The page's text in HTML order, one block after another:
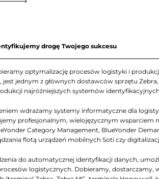
drogę Twojego sukcesu
optymalizację procesów logistyki i
jest jednym z głównych dostawców sprzętu
najróżniejszych systemów
wdrażamy systemy informatyczne dla
profesjonalnym, wielojęzycznym wsparciem
Category Management, BlueYonder
flotą urządzeń mobilnych Soti czy
do automatycznej identyfikacji danych,
logistycznych. Dobieramy, dostarczamy,